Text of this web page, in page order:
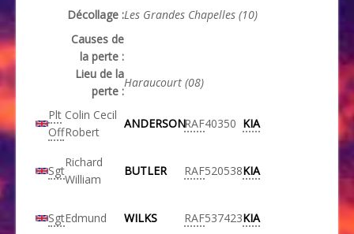
Décollage :Les Grandes Chapelles (10)
Causes de
la perte :
Lieu de la
perte :
Haraucourt (08)
Plt
Off
Colin Cecil
Robert
ANDERSONRAF40350 KIA
Sgt
Richard
William
BUTLER RAF520538KIA
SgtEdmund WILKS RAF537423KIA